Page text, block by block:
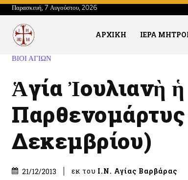
Παρασκευή, 7 Αυγούστου, 2026
ΑΡΧΙΚΗ ΙΕΡΑ
ΒΙΟΙ ΑΓΙΩΝ
Ἁγία Ἰουλιανὴ ἡ
Παρθενομάρτυς
Δεκεμβρίου)
21/12/2013 εκ του Ι.Ν. Αγίας Βαρβάρας